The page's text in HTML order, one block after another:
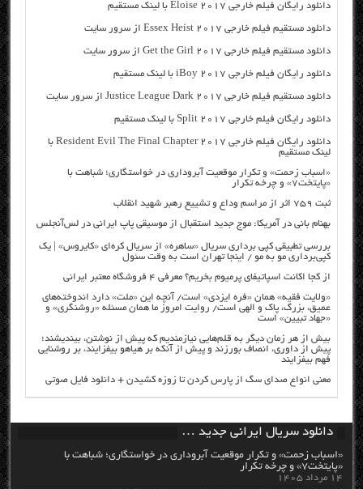
دانلود رایگان فیلم خارجی Eloise 2017 با لینک مستقیم
دانلود مستقیم فیلم خارجی Essex Heist 2017 از سرور سایت
دانلود مستقیم فیلم خارجی Get the Girl 2017 از سرور سایت
دانلود رایگان فیلم خارجی iBoy 2017 با لینک مستقیم
دانلود مستقیم فیلم خارجی Justice League Dark 2017 از سرور سایت
دانلود رایگان فیلم خارجی Split 2017 با لینک مستقیم
دانلود رایگان فیلم خارجی Resident Evil The Final Chapter 2017 با
لینک مستقیم
«اسباب زحمت» و تکرار موقعیت آبروداری در خواستگاری؛ شباهت با
«پایتخت۷» و چرخه تکرار
ثبت ۷۵۹ اثر از مراسم وداع و تشییع رهبر شهید انقلاب
بهنام بانی در آمریکا: موج جدید استقبال از موسیقی پاپ ایرانی در لس‌آنجلس
بررسی تطبیقی کپی برداری سریال «ساهره» از سریال کره‌ای «کایروس» | یک
کپی‌برداری مو به مو / اینجا تهران است به وقت سئول
از کجا اکانت اسپاتیفای پرمیوم بخریم؟ معرفی ۴ فروشگاه معتبر ایرانی
«ولایت فقیه» همان «فره ایزدی» است/ آنچه این «ملت» دارد اندوخته‌های
عمیق، بزرگ، پاک و الهی است/ روایت امروز ما همان مسئله «روشنگری» و
«جهاد تبیین» است
بیش از هر زمان دیگر به قلم‌هایی نیازمندیم که پیش از نوشتن، بیندیشند؛
پیش از داوری، انصاف بورزند و پیش از آنکه بر هیاهو بیفزایند، بر روشنایی
فهم بیفزایند
معنی انواع صدای سگ از پارس کردن تا زوزه کشیدن + دانلود فایل صوتی
دانلود سریال ایرانی جدید …
«اسباب زحمت» و تکرار موقعیت آبروداری در خواستگاری؛ شباهت با
«پایتخت۷» و چرخه تکرار
۱۴ مرداد ۱۴۰۵